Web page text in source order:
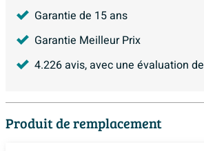
Garantie de 15 ans
Garantie Meilleur Prix
4.226avis, avec une évaluation de
Produit de remplacement